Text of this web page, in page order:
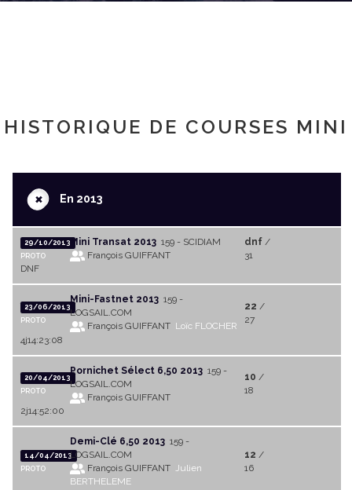
HISTORIQUE DE COURSES MINI
+En 2013
29/10/2013
PROTO
Mini Transat 2013 159 - SCIDIAM
François GUIFFANT
dnf/
31
DNF
23/06/2013
PROTO
Mini-Fastnet 2013 159 -
LOGSAIL.COM
François GUIFFANT Loïc FLOCHER
22 /
27
4j14:23:08
20/04/2013
PROTO
Pornichet Sélect 6,50 2013 159 -
LOGSAIL.COM
François GUIFFANT
10 /
18
2j14:52:00
14/04/2013
PROTO
Demi-Clé 6,50 2013 159 -
LOGSAIL.COM
François GUIFFANT Julien
BERTHELEME
12 /
16